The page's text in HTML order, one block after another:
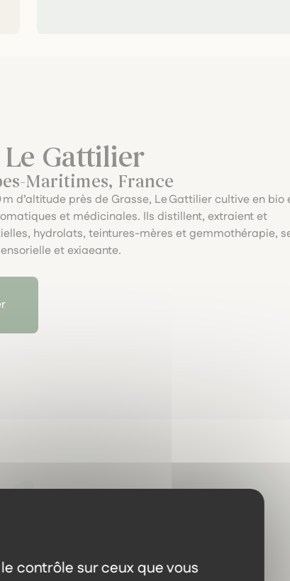
contrôle sur ceux que vous
Gattilier
Maritimes, France
m d’altitude près de Grasse, Le Gattilier cultive en bio
et médicinales. Ils distillent, extraient et
hydrolats, teintures-mères et gemmothérapie,
et exigeante.
dans la